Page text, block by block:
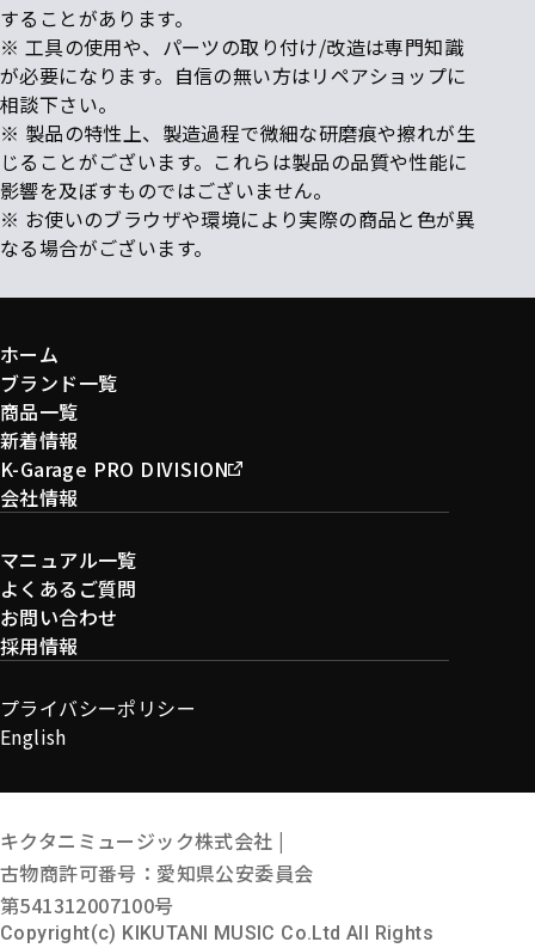
することがあります。
※ 工具の使用や、パーツの取り付け/改造は専門知識
が必要になります。自信の無い方はリペアショップに
相談下さい。
※ 製品の特性上、製造過程で微細な研磨痕や擦れが生
じることがございます。これらは製品の品質や性能に
影響を及ぼすものではございません。
※ お使いのブラウザや環境により実際の商品と色が異
なる場合がございます。
ホーム
ブランド一覧
商品一覧
新着情報
K-Garage PRO DIVISION
会社情報
マニュアル一覧
よくあるご質問
お問い合わせ
採用情報
プライバシーポリシー
English
キクタニミュージック株式会社 |
古物商許可番号：愛知県公安委員会
第541312007100号
Copyright(c) KIKUTANI MUSIC Co.Ltd All Rights